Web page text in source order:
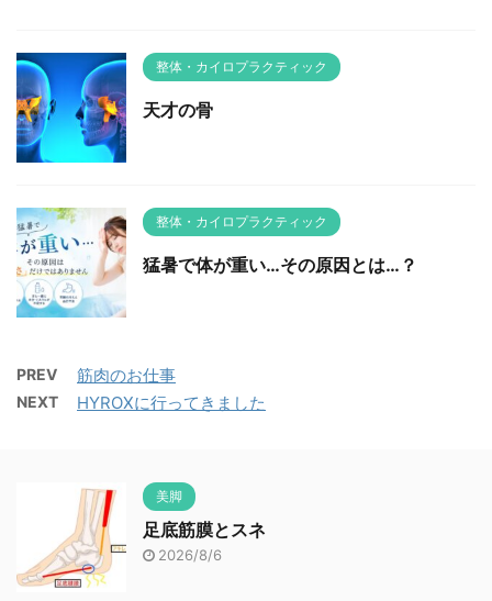
整体・カイロプラクティック
天才の骨
整体・カイロプラクティック
猛暑で体が重い…その原因とは…？
PREV 筋肉のお仕事
NEXT HYROXに行ってきました
美脚
足底筋膜とスネ
2026/8/6